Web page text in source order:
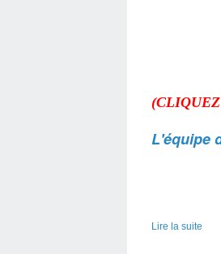
L'équipe
Lire la suite